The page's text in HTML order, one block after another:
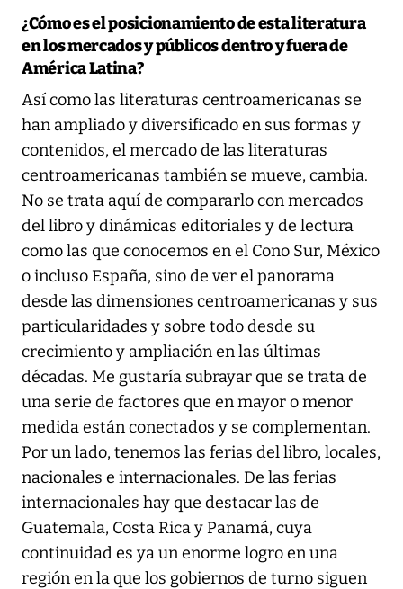
¿Cómo es el posicionamiento de esta literatura
en los mercados y públicos dentro y fuera de
América Latina?
Así como las literaturas centroamericanas se
han ampliado y diversificado en sus formas y
contenidos, el mercado de las literaturas
centroamericanas también se mueve, cambia.
No se trata aquí de compararlo con mercados
del libro y dinámicas editoriales y de lectura
como las que conocemos en el Cono Sur, México
o incluso España, sino de ver el panorama
desde las dimensiones centroamericanas y sus
particularidades y sobre todo desde su
crecimiento y ampliación en las últimas
décadas. Me gustaría subrayar que se trata de
una serie de factores que en mayor o menor
medida están conectados y se complementan.
Por un lado, tenemos las ferias del libro, locales,
nacionales e internacionales. De las ferias
internacionales hay que destacar las de
Guatemala, Costa Rica y Panamá, cuya
continuidad es ya un enorme logro en una
región en la que los gobiernos de turno siguen